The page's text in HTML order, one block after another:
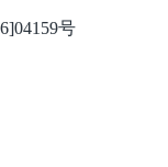
号